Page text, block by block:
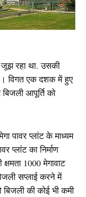
जूझ रहा था. उसकी
विगत एक दशक में हुए
आपूर्ति को
पावर प्लांट के माध्यम
प्लांट का निर्माण
1000 मेगावाट
सप्लाई करने में
बिजली की कोई भी कमी